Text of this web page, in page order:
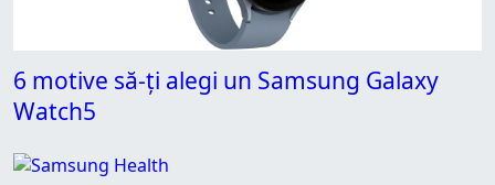
6 motive să-ți alegi un Samsung Galaxy
Watch5